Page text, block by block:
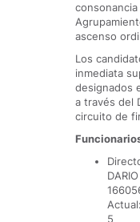
ascenso
Los
inmediata
designados
a través del
circuito de
5